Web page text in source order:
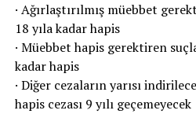
· Ağırlaştırılmış müebbet
18 yıla kadar hapis
· Müebbet hapis gerektiren
kadar hapis
· Diğer cezaların yarısı
hapis cezası 9 yılı geçemeyecek